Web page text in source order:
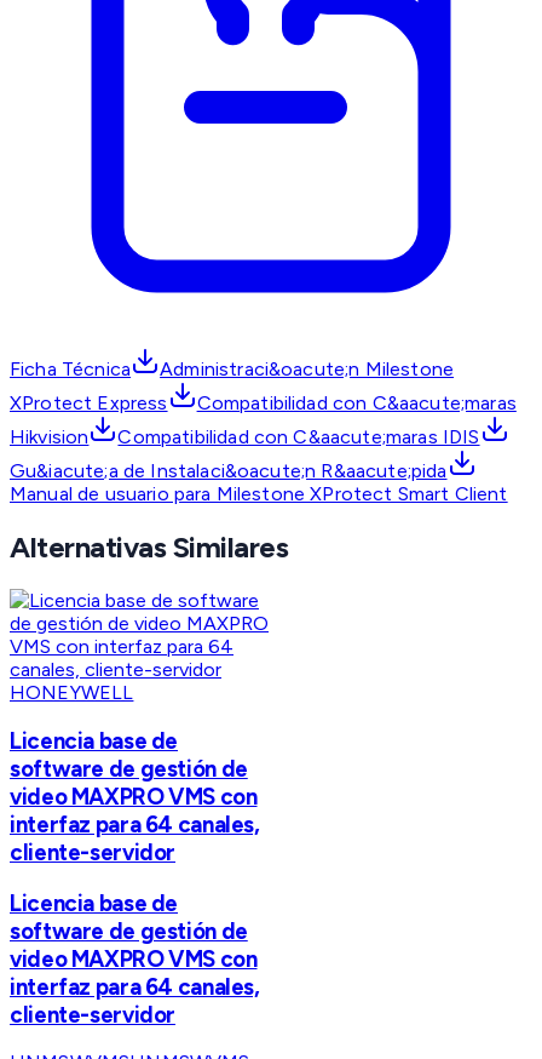
Ficha Técnica
Administraci&oacute;n Milestone
XProtect Express
Compatibilidad con C&aacute;maras
Hikvision
Compatibilidad con C&aacute;maras IDIS
Gu&iacute;a de Instalaci&oacute;n R&aacute;pida
Manual de usuario para Milestone XProtect Smart Client
Alternativas Similares
HONEYWELL
Licencia base de
software de gestión de
video MAXPRO VMS con
interfaz para 64 canales,
cliente-servidor
Licencia base de
software de gestión de
video MAXPRO VMS con
interfaz para 64 canales,
cliente-servidor